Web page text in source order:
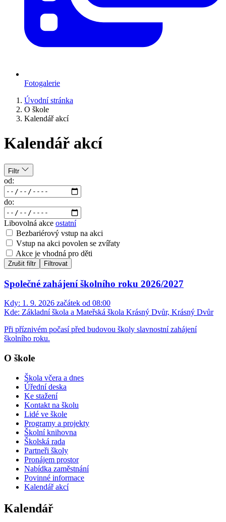
Fotogalerie
Úvodní stránka
O škole
Kalendář akcí
Kalendář akcí
Filtr
od:
do:
Libovolná akce ostatní
Bezbariérový vstup na akci
Vstup na akci povolen se zvířaty
Akce je vhodná pro děti
Zrušit filtr Filtrovat
Společné zahájení školního roku 2026/2027
Kdy: 1. 9. 2026 začátek od 08:00
Kde: Základní škola a Mateřská škola Krásný Dvůr, Krásný Dvůr
Při příznivém počasí před budovou školy slavnostní zahájení
školního roku.
O škole
Škola včera a dnes
Úřední deska
Ke stažení
Kontakt na školu
Lidé ve škole
Programy a projekty
Školní knihovna
Školská rada
Partneři školy
Pronájem prostor
Nabídka zaměstnání
Povinné informace
Kalendář akcí
Kalendář